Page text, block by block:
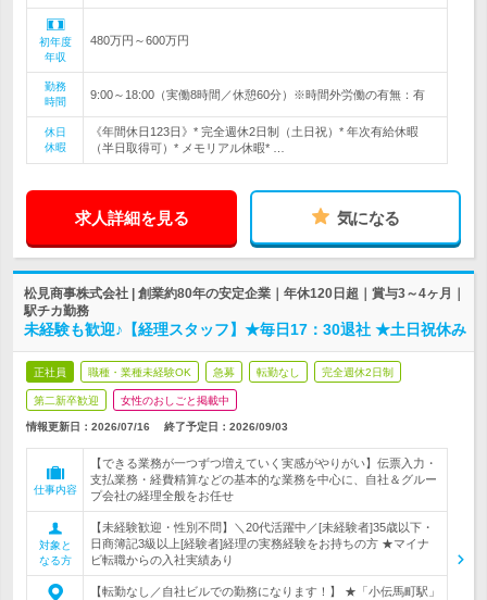
初年度
年収
480万円～600万円
勤務
時間
9:00～18:00（実働8時間／休憩60分）※時間外労働の有無：有
休日
休暇
《年間休日123日》* 完全週休2日制（土日祝）* 年次有給休暇
（半日取得可）* メモリアル休暇* …
求人詳細を見る 気になる
松見商事株式会社 | 創業約80年の安定企業｜年休120日超｜賞与3～4ヶ月｜
駅チカ勤務
未経験も歓迎♪【経理スタッフ】★毎日17：30退社 ★土日祝休み
正社員 職種・業種未経験OK 急募 転勤なし 完全週休2日制
第二新卒歓迎 女性のおしごと掲載中
情報更新日：2026/07/16 終了予定日： 2026/09/03
仕事内容
【できる業務が一つずつ増えていく実感がやりがい】伝票入力・
支払業務・経費精算などの基本的な業務を中心に、自社＆グルー
プ会社の経理全般をお任せ
対象と
なる方
【未経験歓迎・性別不問】＼20代活躍中／[未経験者]35歳以下・
日商簿記3級以上[経験者]経理の実務経験をお持ちの方 ★マイナ
ビ転職からの入社実績あり
【転勤なし／自社ビルでの勤務になります！】 ★「小伝馬町駅」